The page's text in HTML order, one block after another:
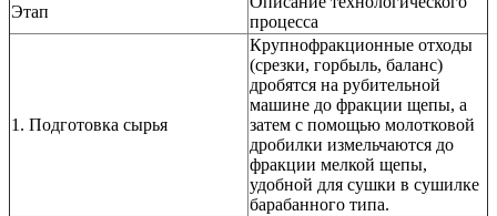
Этап
процесса
1. Подготовка сырья
Крупнофракционные отходы
(срезки, горбыль, баланс)
дробятся на рубительной
машине до фракции щепы, а
затем с помощью молотковой
дробилки измельчаются до
фракции мелкой щепы,
удобной для сушки в сушилке
барабанного типа.